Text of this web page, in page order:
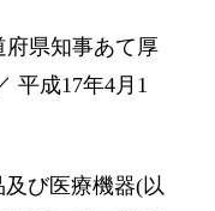
府県知事あて厚
平成17年4月1
び医療機器(以